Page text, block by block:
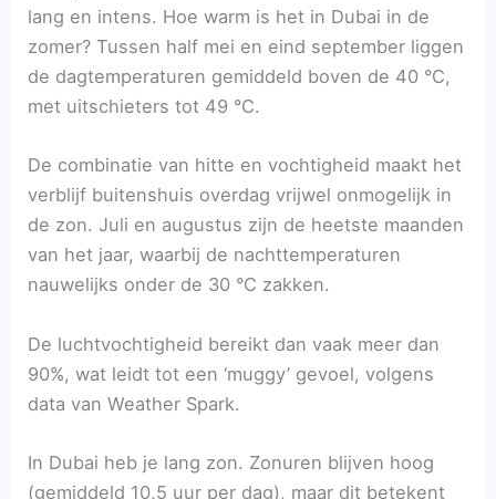
lang en intens. Hoe warm is het in Dubai in de
zomer? Tussen half mei en eind september liggen
de dagtemperaturen gemiddeld boven de 40 °C,
met uitschieters tot 49 °C.
De combinatie van hitte en vochtigheid maakt het
verblijf buitenshuis overdag vrijwel onmogelijk in
de zon. Juli en augustus zijn de heetste maanden
van het jaar, waarbij de nachttemperaturen
nauwelijks onder de 30 °C zakken.
De luchtvochtigheid bereikt dan vaak meer dan
90%, wat leidt tot een ‘muggy’ gevoel, volgens
data van Weather Spark.
In Dubai heb je lang zon. Zonuren blijven hoog
(gemiddeld 10,5 uur per dag), maar dit betekent